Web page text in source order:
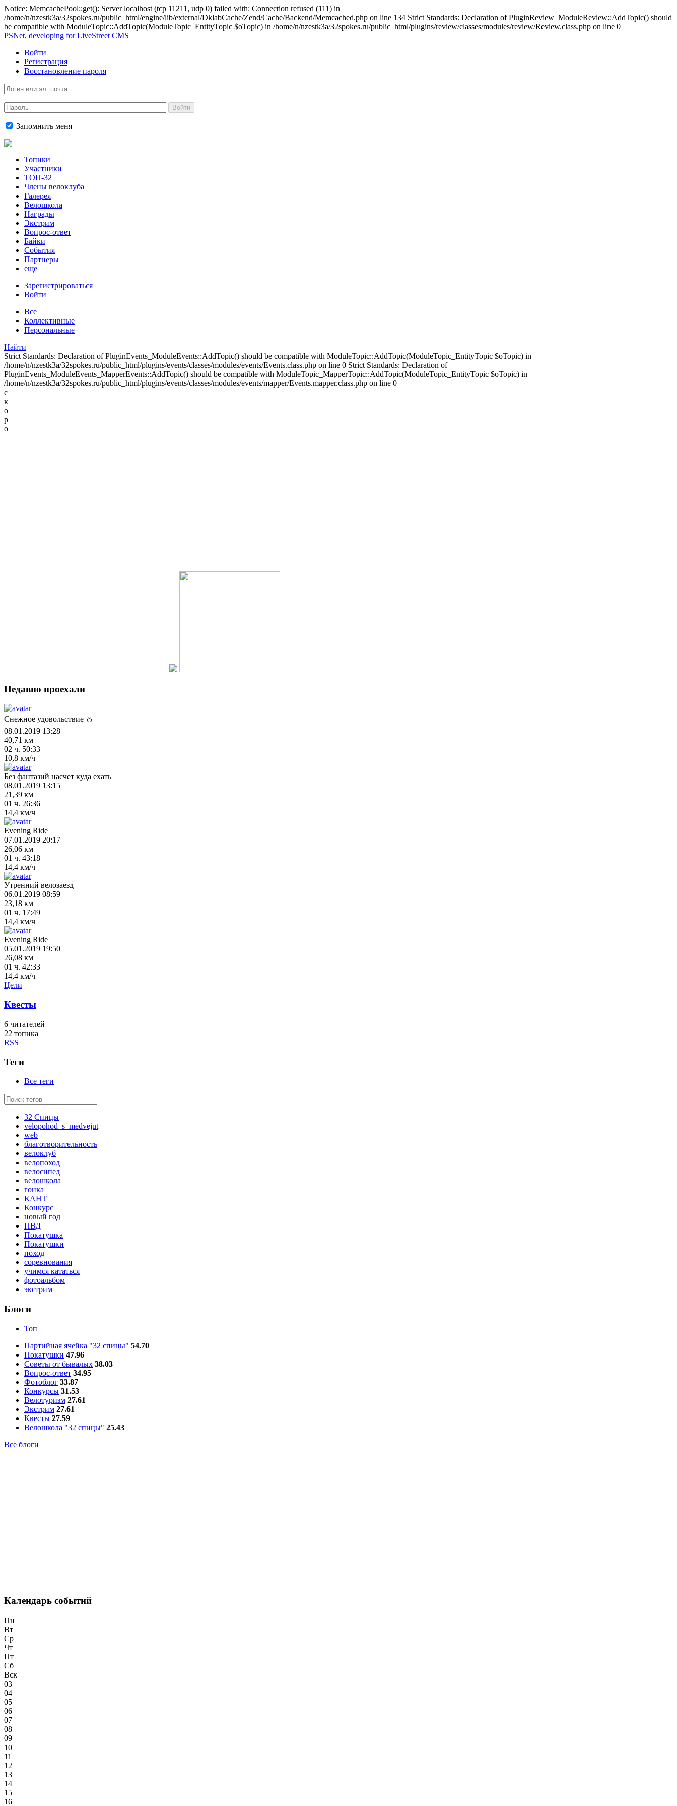
Notice: MemcachePool::get(): Server localhost (tcp 11211, udp 0) failed with: Connection refused (111) in
/home/n/nzestk3a/32spokes.ru/public_html/engine/lib/external/DklabCache/Zend/Cache/Backend/Memcached.php on line 134 Strict Standards: Declaration of PluginReview_ModuleReview::AddTopic() should
be compatible with ModuleTopic::AddTopic(ModuleTopic_EntityTopic $oTopic) in /home/n/nzestk3a/32spokes.ru/public_html/plugins/review/classes/modules/review/Review.class.php on line 0
PSNet, developing for LiveStreet CMS
Войти
Регистрация
Восстановление пароля
Войти
Запомнить меня
Топики
Участники
ТОП-32
Члены велоклуба
Галерея
Велошкола
Награды
Экстрим
Вопрос-ответ
Байки
События
Партнеры
еще
Зарегистрироваться
Войти
Все
Коллективные
Персональные
Найти
Strict Standards: Declaration of PluginEvents_ModuleEvents::AddTopic() should be compatible with ModuleTopic::AddTopic(ModuleTopic_EntityTopic $oTopic) in
/home/n/nzestk3a/32spokes.ru/public_html/plugins/events/classes/modules/events/Events.class.php on line 0 Strict Standards: Declaration of
PluginEvents_ModuleEvents_MapperEvents::AddTopic() should be compatible with ModuleTopic_MapperTopic::AddTopic(ModuleTopic_EntityTopic $oTopic) in
/home/n/nzestk3a/32spokes.ru/public_html/plugins/events/classes/modules/events/mapper/Events.mapper.class.php on line 0
с
к
о
р
о
Недавно проехали
Снежное удовольствие ⛄
08.01.2019 13:28
40,71 км
02 ч. 50:33
10,8 км/ч
Без фантазий насчет куда ехать
08.01.2019 13:15
21,39 км
01 ч. 26:36
14,4 км/ч
Evening Ride
07.01.2019 20:17
26,06 км
01 ч. 43:18
14,4 км/ч
Утренний велозаезд
06.01.2019 08:59
23,18 км
01 ч. 17:49
14,4 км/ч
Evening Ride
05.01.2019 19:50
26,08 км
01 ч. 42:33
14,4 км/ч
Цели
Квесты
6 читателей
22 топика
RSS
Теги
Все теги
32 Спицы
velopohod_s_medvejut
web
благотворительность
велоклуб
велопоход
велосипед
велошкола
гонка
КАНТ
Конкурс
новый год
ПВД
Покатушка
Покатушки
поход
соревнования
учимся кататься
фотоальбом
экстрим
Блоги
Топ
Партийная ячейка "32 спицы" 54.70
Покатушки 47.96
Советы от бывалых 38.03
Вопрос-ответ 34.95
Фотоблог 33.87
Конкурсы 31.53
Велотуризм 27.61
Экстрим 27.61
Квесты 27.59
Велошкола "32 спицы" 25.43
Все блоги
Календарь событий
Пн
Вт
Ср
Чт
Пт
Сб
Вск
03
04
05
06
07
08
09
10
11
12
13
14
15
16